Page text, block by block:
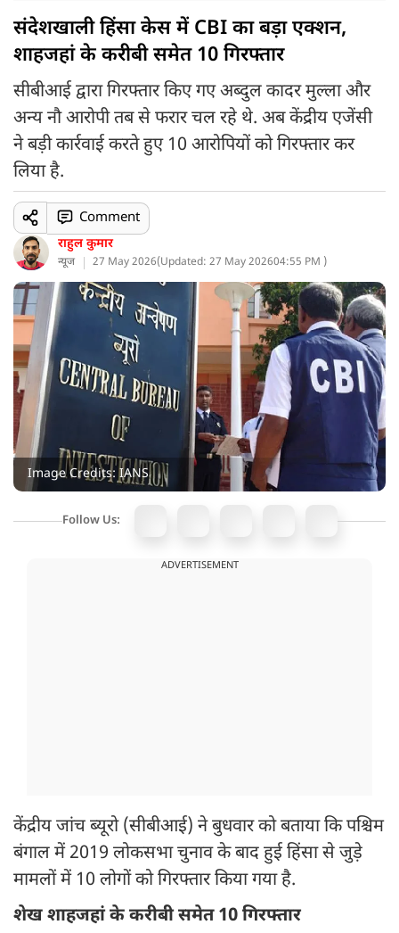
संदेशखाली हिंसा केस में CBI का बड़ा एक्शन,
शाहजहां के करीबी समेत 10 गिरफ्तार
सीबीआई द्वारा गिरफ्तार किए गए अब्दुल कादर मुल्ला और
अन्य नौ आरोपी तब से फरार चल रहे थे. अब केंद्रीय एजेंसी
ने बड़ी कार्रवाई करते हुए 10 आरोपियों को गिरफ्तार कर
लिया है.
राहुल कुमार
न्यूज 27 May 2026(Updated: 27 May 202604:55 PM )
Comment
Image Credits: IANS
Follow Us:
ADVERTISEMENT
केंद्रीय जांच ब्यूरो (सीबीआई) ने बुधवार को बताया कि पश्चिम
बंगाल में 2019 लोकसभा चुनाव के बाद हुई हिंसा से जुड़े
मामलों में 10 लोगों को गिरफ्तार किया गया है.
शेख शाहजहां के करीबी समेत 10 गिरफ्तार